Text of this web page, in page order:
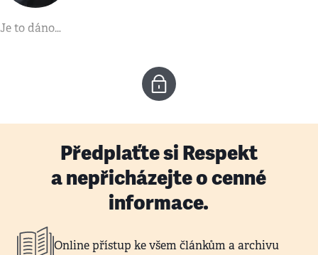
Je to dáno…
Předplaťte si Respekt
a nepřicházejte o cenné
informace.
Online přístup ke všem článkům a archivu